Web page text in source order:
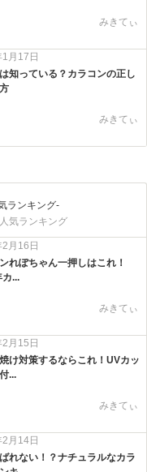
みきてぃ
月17日
知っている？カラコンの正し
みきてぃ
ランキング-
気ランキング
月16日
れぽちゃん一押しはこれ！
...
みきてぃ
月15日
け対策するならこれ！UVカッ
...
みきてぃ
月14日
れない！？ナチュラルなカラ